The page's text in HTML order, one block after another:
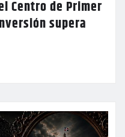
Centro de Primer
supera